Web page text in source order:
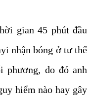
gian 45 phút đầu
nhận bóng ở tư thế
phương, do đó anh
hiểm nào hay gây